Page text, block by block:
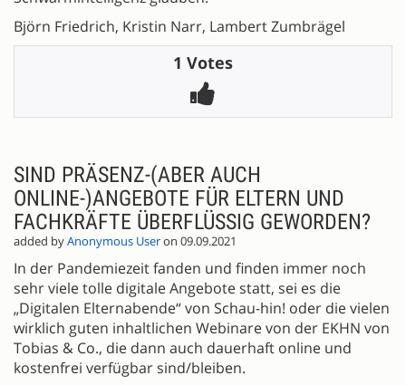
Björn Friedrich, Kristin Narr, Lambert Zumbrägel
1 Votes
SIND PRÄSENZ-(ABER AUCH
ONLINE-)ANGEBOTE FÜR ELTERN UND
FACHKRÄFTE ÜBERFLÜSSIG GEWORDEN?
added byAnonymous Useron 09.09.2021
In der Pandemiezeit fanden und finden immer noch
sehr viele tolle digitale Angebote statt, sei es die
„Digitalen Elternabende“ von Schau-hin! oder die vielen
wirklich guten inhaltlichen Webinare von der EKHN von
Tobias & Co., die dann auch dauerhaft online und
kostenfrei verfügbar sind/bleiben.